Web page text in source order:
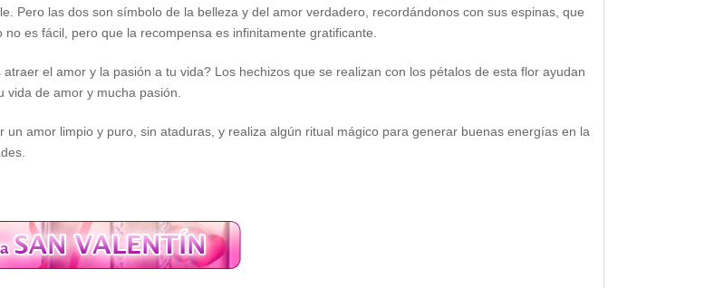
Pero las dos son símbolo de la belleza y del amor verdadero, recordándonos con sus espinas, que
no es fácil, pero que la recompensa es infinitamente gratificante.
atraer el amor y la pasión a tu vida? Los hechizos que se realizan con los pétalos de esta flor ayudan
vida de amor y mucha pasión.
un amor limpio y puro, sin ataduras, y realiza algún ritual mágico para generar buenas energías en la